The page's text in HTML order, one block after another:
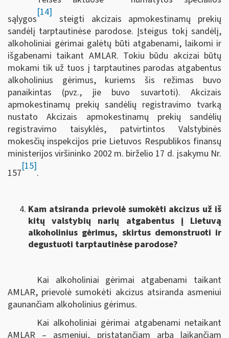
sąlygos
[14]
steigti akcizais apmokestinamų prekių
sandėlį tarptautinėse parodose. Įsteigus tokį sandėlį,
alkoholiniai gėrimai galėtų būti atgabenami, laikomi ir
išgabenami taikant AMLAR. Tokiu būdu akcizai būtų
mokami tik už tuos į tarptautines parodas atgabentus
alkoholinius gėrimus, kuriems šis režimas buvo
panaikintas (pvz., jie buvo suvartoti). Akcizais
apmokestinamų prekių sandėlių registravimo tvarką
nustato Akcizais apmokestinamų prekių sandėlių
registravimo taisyklės, patvirtintos Valstybinės
mokesčių inspekcijos prie Lietuvos Respublikos finansų
ministerijos viršininko 2002 m. birželio 17 d. įsakymu Nr.
157
[15]
.
Kam atsiranda prievolė sumokėti akcizus už iš
kitų valstybių narių atgabentus į Lietuvą
alkoholinius gėrimus, skirtus demonstruoti ir
degustuoti tarptautinėse parodose?
Kai alkoholiniai gėrimai atgabenami taikant
AMLAR, prievolė sumokėti akcizus atsiranda asmeniui
gaunančiam alkoholinius gėrimus.
Kai alkoholiniai gėrimai atgabenami netaikant
AMLAR – asmeniui, pristatančiam arba laikančiam